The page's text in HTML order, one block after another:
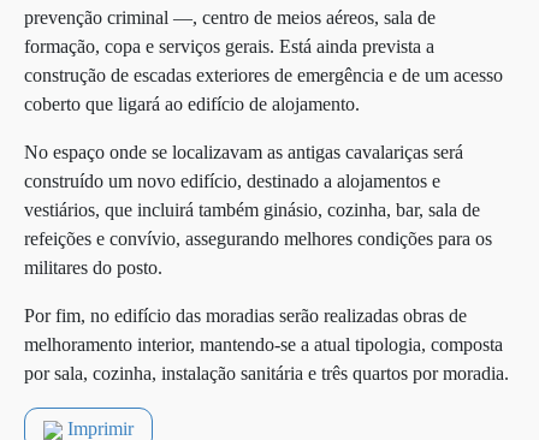
prevenção criminal —, centro de meios aéreos, sala de
formação, copa e serviços gerais. Está ainda prevista a
construção de escadas exteriores de emergência e de um acesso
coberto que ligará ao edifício de alojamento.
No espaço onde se localizavam as antigas cavalariças será
construído um novo edifício, destinado a alojamentos e
vestiários, que incluirá também ginásio, cozinha, bar, sala de
refeições e convívio, assegurando melhores condições para os
militares do posto.
Por fim, no edifício das moradias serão realizadas obras de
melhoramento interior, mantendo-se a atual tipologia, composta
por sala, cozinha, instalação sanitária e três quartos por moradia.
Imprimir